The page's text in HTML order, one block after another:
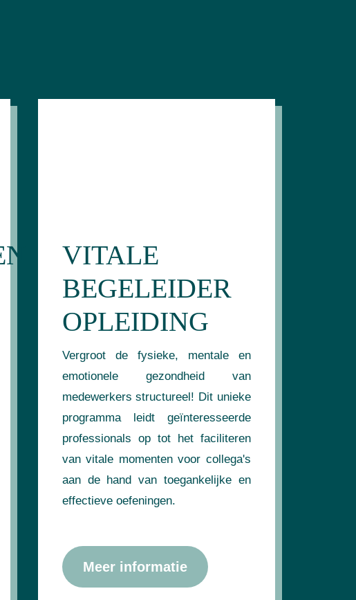
VITALE
BEGELEIDER
OPLEIDING
Vergroot de fysieke, mentale en
emotionele gezondheid van
medewerkers structureel! Dit unieke
programma leidt geïnteresseerde
professionals op tot het faciliteren
van vitale momenten voor collega's
aan de hand van toegankelijke en
effectieve oefeningen.
Meer informatie